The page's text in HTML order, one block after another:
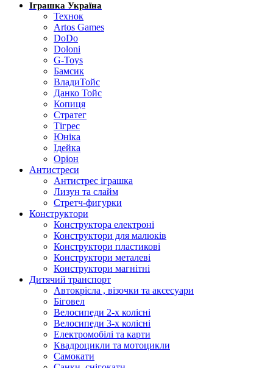
Іграшка Україна
Технок
Artos Games
DoDo
Doloni
G-Toys
Бамсик
ВладиТойс
Данко Тойс
Копиця
Стратег
Тігрес
Юніка
Ідейка
Оріон
Антистреси
Антистрес іграшка
Лизун та слайм
Стретч-фигурки
Конструктори
Конструктора електроні
Конструктори для малюків
Конструктори пластикові
Конструктори металеві
Конструктори магнітні
Дитячий транспорт
Автокрісла , візочки та аксесуари
Біговел
Велосипеди 2-х колісні
Велосипеди 3-х колісні
Електромобілі та карти
Квадроцикли та мотоцикли
Самокати